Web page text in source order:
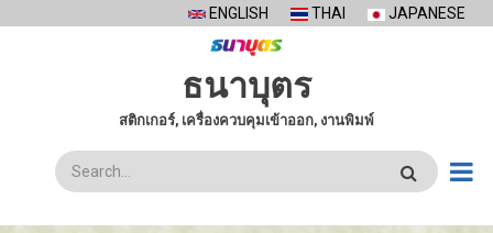
ENGLISH THAI JAPANESE
ธนาบุตร
สติกเกอร์, เครื่องควบคุมเข้าออก, งานพิมพ์
ค้นหา